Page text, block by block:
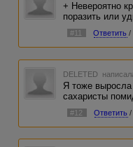
+ Невероятно
поразить или
#11 Ответить /
DELETED
Я тоже
сахаристы
#12 Ответить /